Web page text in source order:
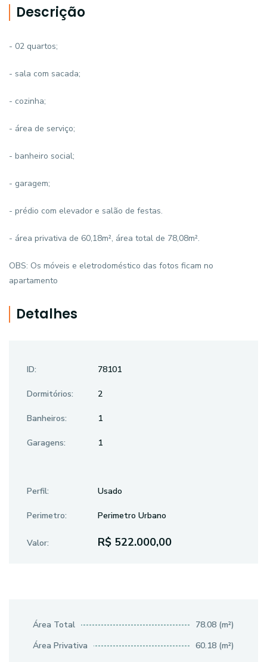
Descrição
- 02 quartos;
- sala com sacada;
- cozinha;
- área de serviço;
- banheiro social;
- garagem;
- prédio com elevador e salão de festas.
- área privativa de 60,18m², área total de 78,08m².
OBS: Os móveis e eletrodoméstico das fotos ficam no
apartamento
Detalhes
ID: 78101
Dormitórios: 2
Banheiros: 1
Garagens: 1
Perfil: Usado
Perimetro: Perimetro Urbano
Valor: R$ 522.000,00
Área Total
78.08 (m²)
Área Privativa
60.18 (m²)